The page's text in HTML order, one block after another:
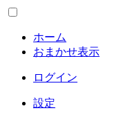
ホーム
おまかせ表示
ログイン
設定